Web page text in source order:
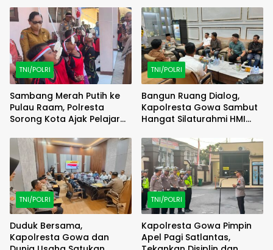
TNI/POLRI
Sambang Merah Putih ke
Pulau Raam, Polresta
Sorong Kota Ajak Pelajar
TNI/POLRI
Bangun Ruang Dialog,
Kapolresta Gowa Sambut
Hangat Silaturahmi HMI
TNI/POLRI
Duduk Bersama,
Kapolresta Gowa dan
TNI/POLRI
Kapolresta Gowa Pimpin
Apel Pagi Satlantas,